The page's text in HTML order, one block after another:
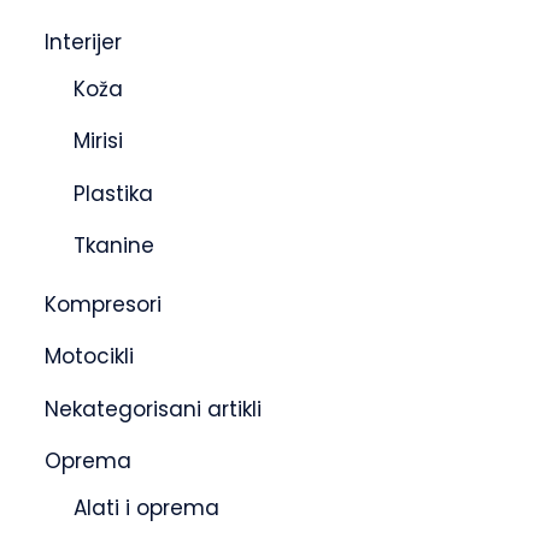
Interijer
Koža
Mirisi
Plastika
Tkanine
Kompresori
Motocikli
Nekategorisani artikli
Oprema
Alati i oprema